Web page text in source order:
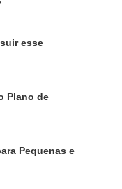
esse
Plano de
Pequenas e